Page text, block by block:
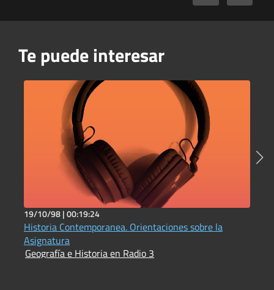
Te puede interesar
19/10/98 |00:19:24
Historia Contemporanea. Orientaciones sobre la
Asignatura
Geografía e Historia en Radio 3